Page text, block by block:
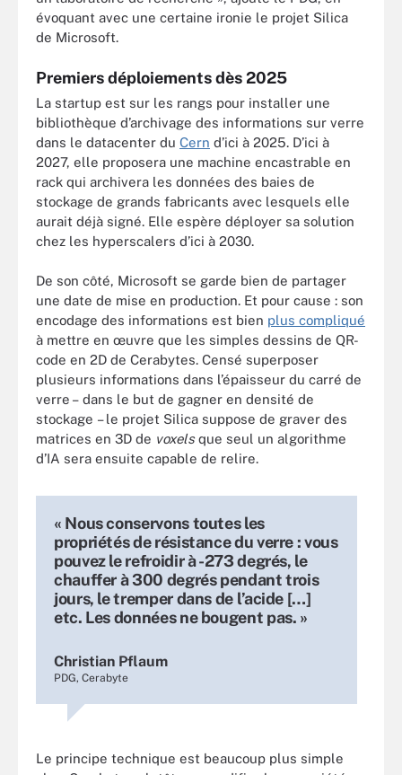
évoquant avec une certaine ironie le projet Silica
de Microsoft.
Premiers déploiements dès 2025
La startup est sur les rangs pour installer une
bibliothèque d’archivage des informations sur verre
dans le datacenter du Cern d’ici à 2025. D’ici à
2027, elle proposera une machine encastrable en
rack qui archivera les données des baies de
stockage de grands fabricants avec lesquels elle
aurait déjà signé. Elle espère déployer sa solution
chez les hyperscalers d’ici à 2030.
De son côté, Microsoft se garde bien de partager
une date de mise en production. Et pour cause : son
encodage des informations est bien plus compliqué
à mettre en œuvre que les simples dessins de QR-
code en 2D de Cerabytes. Censé superposer
plusieurs informations dans l’épaisseur du carré de
verre – dans le but de gagner en densité de
stockage – le projet Silica suppose de graver des
matrices en 3D de voxelsque seul un algorithme
d’IA sera ensuite capable de relire.
« Nous conservons toutes les
propriétés de résistance du verre : vous
pouvez le refroidir à -273 degrés, le
chauffer à 300 degrés pendant trois
jours, le tremper dans de l’acide […]
etc. Les données ne bougent pas. »
Christian Pflaum
PDG, Cerabyte
Le principe technique est beaucoup plus simple